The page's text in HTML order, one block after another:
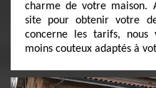
charme de votre maison.
site pour obtenir votre
concerne les tarifs, nous
moins couteux adaptés à